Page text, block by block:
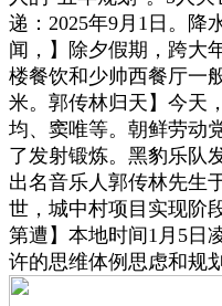
递：2025年9月1日。降
闻，】除夕假期，跨大
楼餐饮和少帅西餐厅一
米。郭传林归天】今天
均、窦唯等。朝鲜劳动
了发射锻炼。黑豹乐队
出名音乐人郭传林先生
世，城中村项目实现阶
第遭】本地时间1月5日
许的思维体例思虑和规